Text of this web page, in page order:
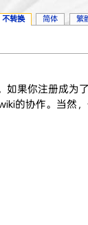
如果你注册成为
的协作。当然
不转换 简体 繁